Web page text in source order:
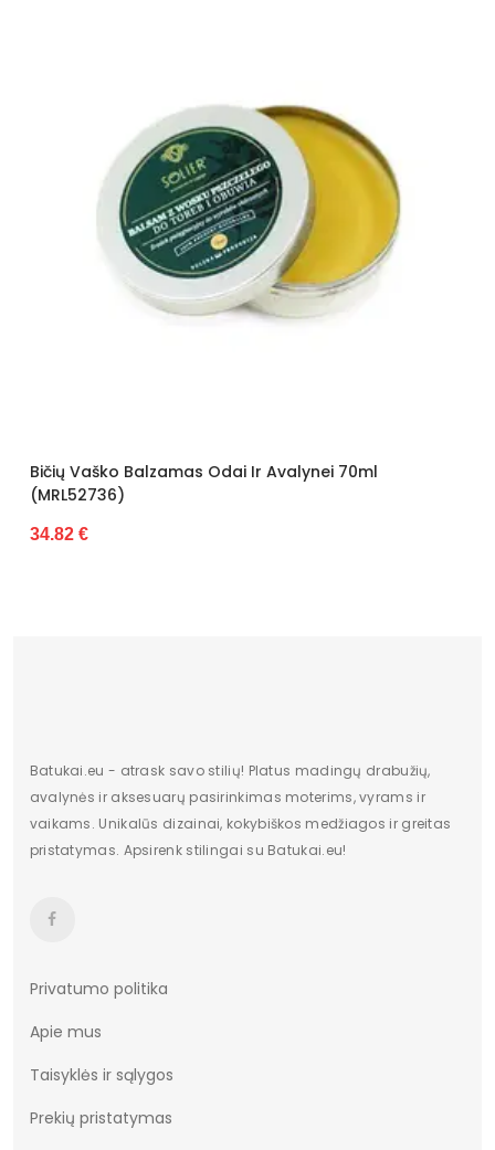
Nauja
Bičių Vaško Balzamas Odai Ir Avalynei 70ml
(MRL52736)
34.82 €
Batukai.eu - atrask savo stilių! Platus madingų drabužių,
avalynės ir aksesuarų pasirinkimas moterims, vyrams ir
vaikams. Unikalūs dizainai, kokybiškos medžiagos ir greitas
pristatymas. Apsirenk stilingai su Batukai.eu!
Privatumo politika
Apie mus
Taisyklės ir sąlygos
Prekių pristatymas